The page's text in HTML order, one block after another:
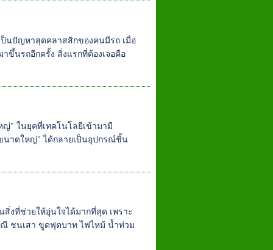
ป็นปัญหาสุดคลาสสิกของคนมีรถ เมื่อ
ขึ้นรถอีกครั้ง สิ่งแรกที่ต้องเจอคือ
" ในยุคที่เทคโนโลยีเข้ามามี
นาดใหญ่" ได้กลายเป็นอุปกรณ์ชิ้น
งที่ช่วยให้อุ่นใจได้มากที่สุด เพราะ
ชนเสา ขูดฟุตบาท ไฟไหม้ น้ำท่วม